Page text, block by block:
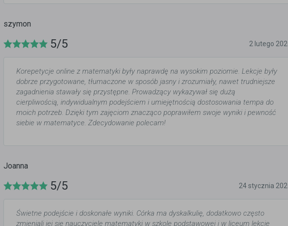
szymon
5/5 2 lutego
Korepetycje online z matematyki były naprawdę na wysokim poziomie. Lekcje były
dobrze przygotowane, tłumaczone w sposób jasny i zrozumiały, nawet trudniejsze
zagadnienia stawały się przystępne. Prowadzący wykazywał się dużą
cierpliwością, indywidualnym podejściem i umiejętnością dostosowania tempa do
moich potrzeb. Dzięki tym zajęciom znacząco poprawiłem swoje wyniki i pewność
siebie w matematyce. Zdecydowanie polecam!
Joanna
5/5 24 stycznia
Świetne podejście i doskonałe wyniki. Córka ma dyskalkulię, dodatkowo często
zmieniali jej się nauczyciele matematyki w szkole podstawowej i w liceum lekcje